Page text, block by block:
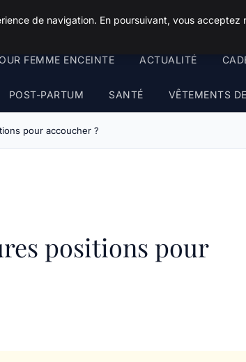
FEMME ENCEINTE ACTUALITÉ
POST-PARTUM SANTÉ VÊTEMENTS
pour accoucher ?
positions pour
de navigation. En poursuivant, vous